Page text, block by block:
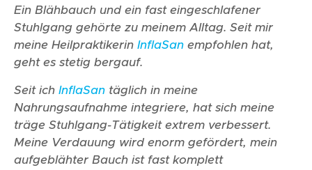
Ein Blähbauch und ein fast eingeschlafener
Stuhlgang gehörte zu meinem Alltag. Seit mir
meine Heilpraktikerin InflaSan empfohlen hat,
geht es stetig bergauf.
Seit ich InflaSan täglich in meine
Nahrungsaufnahme integriere, hat sich meine
träge Stuhlgang-Tätigkeit extrem verbessert.
Meine Verdauung wird enorm gefördert, mein
aufgeblähter Bauch ist fast komplett